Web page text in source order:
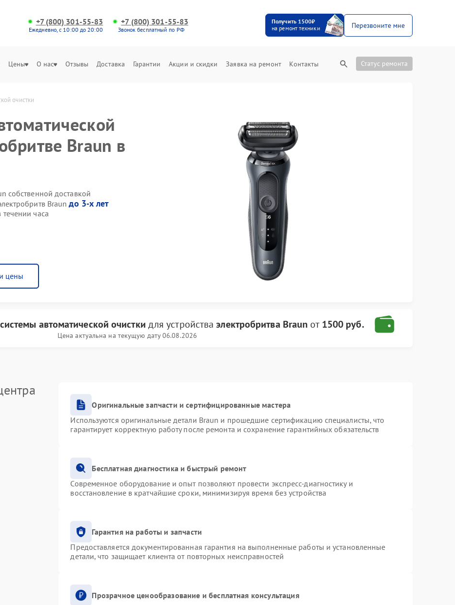
+7 (800) 301-55-83
Ежедневно, с 10:00 до 20:00
+7 (800) 301-55-83
Звонок бесплатный по РФ
Получить 1500₽
на ремонт техники
Перезвоните мне
Цены О нас Отзывы Доставка Гарантии Акции и скидки Заявка на ремонт Контакты Статус ремонта
очистки
Braun в
собственной доставкой
Braunдо 3-х лет
часа
цены
автоматической очистки для устройстваэлектробритва Braun от 1500 руб.
Цена актуальна на текущую дату 06.08.2026
Оригинальные запчасти и сертифицированные мастера
Используются оригинальные детали Braun и прошедшие сертификацию специалисты, что
гарантирует корректную работу после ремонта и сохранение гарантийных обязательств
Бесплатная диагностика и быстрый ремонт
Современное оборудование и опыт позволяют провести экспресс-диагностику и
восстановление в кратчайшие сроки, минимизируя время без устройства
Гарантия на работы и запчасти
Предоставляется документированная гарантия на выполненные работы и установленные
детали, что защищает клиента от повторных неисправностей
Прозрачное ценообразование и бесплатная консультация